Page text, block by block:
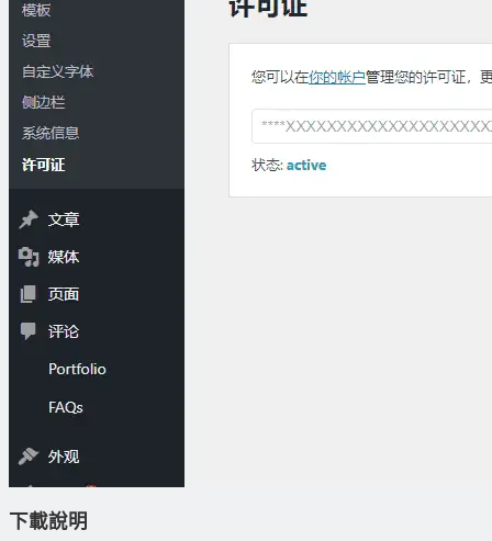
下載說明